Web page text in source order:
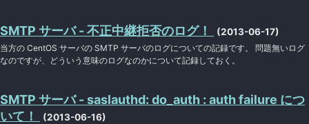
SMTP サーバ - 不正中継拒否のログ！ (2013-06-17)
当方の CentOS サーバの SMTP サーバのログについての記録です。 問題無いログ
なのですが、どういう意味のログなのかについて記録しておく。
SMTP サーバ - saslauthd: do_auth : auth failure につ
いて！
(2013-06-16)